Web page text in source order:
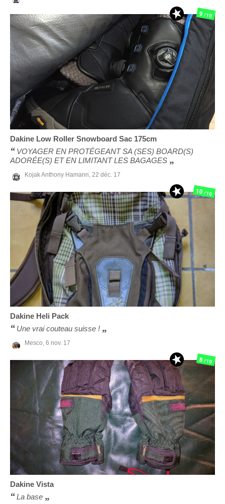
Dakine Low Roller Snowboard Sac 175cm
VOYAGER EN PROTÉGEANT SA (SES) BOARD(S)
ADORÉE(S) ET EN LIMITANT LES BAGAGES
Kojak Anthony Hamann, 22 déc. 17
9/10
Dakine Heli Pack
Une vrai couteau suisse !
Mesco, 6 nov. 17
10/10
Dakine Vista
La base
8/10